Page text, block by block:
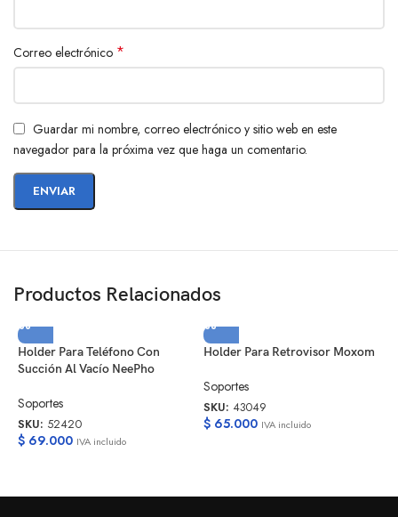
Correo electrónico *
Guardar mi nombre, correo electrónico y sitio web en este
navegador para la próxima vez que haga un comentario.
Productos Relacionados
Holder Para Teléfono Con
Succión Al Vacío NeePho
Soportes
SKU: 52420
$ 69.000 IVA incluido
Holder Para Retrovisor Moxom
Soportes
SKU: 43049
$65.000 IVA incluido